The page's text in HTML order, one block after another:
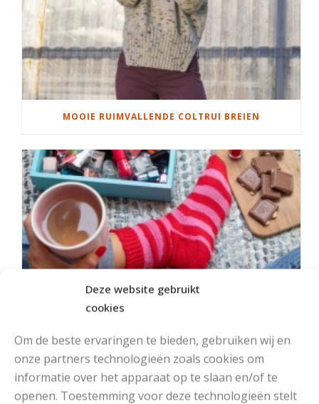
Deze website gebruikt
cookies
Om de beste ervaringen te bieden, gebruiken wij en
onze partners technologieën zoals cookies om
informatie over het apparaat op te slaan en/of te
openen. Toestemming voor deze technologieën stelt
MOOIE RUIMVALLENDE COLTRUI BREIEN
MOOIE DIKGESTREEPTE SOKKEN BREIEN VAN DURABLE GAREN